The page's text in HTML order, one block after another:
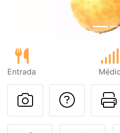
Entrada
Fez esta